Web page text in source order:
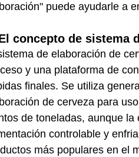
puede ayudarle a
concepto de sistema
de elaboración de
y una plataforma de
finales. Se utiliza
de cerveza para
de toneladas, aunque
controlable y
más populares en el